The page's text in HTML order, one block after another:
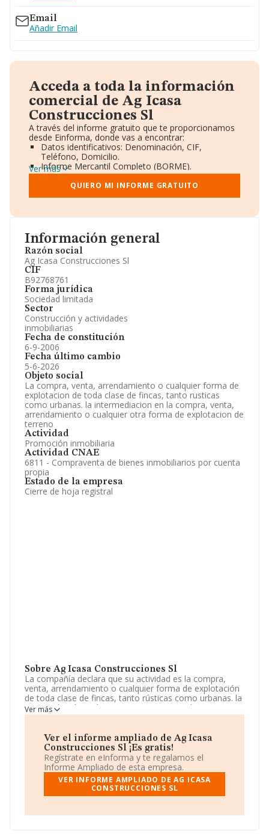
Información general
Razón social
Ag Icasa Construcciones Sl
CIF
B92768761
Forma jurídica
Sociedad limitada
Sector
Construcción y actividades
inmobiliarias
Fecha de constitución
6-9-2006
Fecha último cambio
5-6-2026
Objeto social
La compra, venta, arrendamiento o cualquier forma de
explotacion de toda clase de fincas, tanto rusticas
como urbanas. la intermediacion en la compra, venta,
arrendamiento o cualquier otra forma de explotacion de
terreno
Actividad
Promoción inmobiliaria
Actividad CNAE
6811 - Compraventa de bienes inmobiliarios por cuenta
propia
Estado de la empresa
Cierre de hoja registral
Sobre Ag Icasa Construcciones Sl
La compañía declara que su actividad es la compra,
venta, arrendamiento o cualquier forma de explotación
de toda clase de fincas, tanto rústicas como urbanas. la
intermediación en la compra, venta, arrendamiento o
cualquier otra forma de explotación de terreno. La
Sociedad Limitada. Su actividad CNAE es '%cnae%' con
código 6811. No realiza actividad de importación y/o
exportación.
Según la Recomendación 2003/361/CE de la Comisión,
de 6 de mayo de 2003, sobre la definición de
microempresas, pequeñas y medianas empresas, la
Acerca del rendimiento de la compañía en 2012, ha
Ver más
Ver el informe ampliado de Ag Icasa
Construcciones Sl ¡Es gratis!
Regístrate en eInforma y te regalamos el
Informe Ampliado de esta empresa.
VER INFORME AMPLIADO DE AG ICASA
CONSTRUCCIONES SL
Email
Añadir Email
Acceda a toda la información
comercial de Ag Icasa
Construcciones Sl
A través del informe gratuito que te proporcionamos
desde Einforma, donde vas a encontrar:
Datos identificativos: Denominación, CIF,
Teléfono, Domicilio.
Informe Mercantil Completo (BORME).
Gráficos de Evolución Ventas y Empleados.
Consejo de Administración y Administradores.
Directivos y Ejecutivos.
Información oficial y registral complementaria.
Ver más
QUIERO MI INFORME GRATUITO